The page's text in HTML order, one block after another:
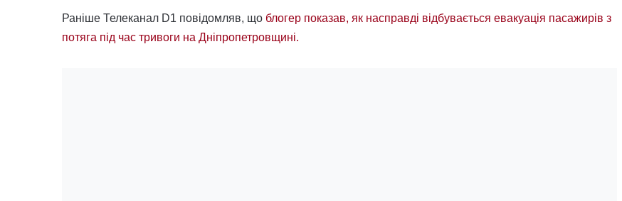
Раніше Телеканал D1 повідомляв, що блогер показав, як насправді відбувається евакуація пасажирів з
потяга під час тривоги на Дніпропетровщині.